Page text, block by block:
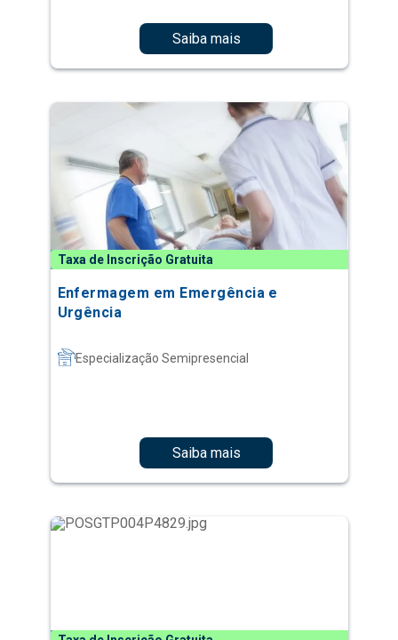
Saiba mais
Taxa de Inscrição Gratuita
Enfermagem em Emergência e
Urgência
Especialização Semipresencial
Saiba mais